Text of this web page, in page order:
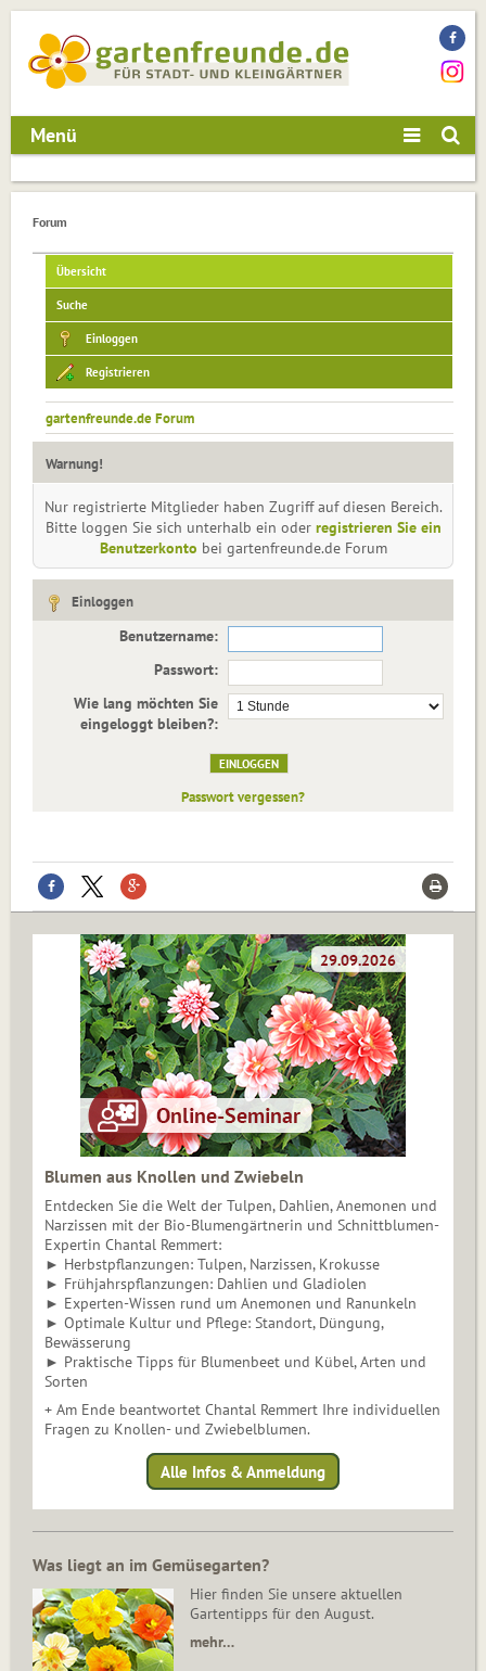
Menü
Forum
Übersicht
Suche
Einloggen
Registrieren
gartenfreunde.de Forum
Warnung!
Nur registrierte Mitglieder haben Zugriff auf diesen Bereich.
Bitte loggen Sie sich unterhalb ein oder registrieren Sie ein
Benutzerkonto bei gartenfreunde.de Forum
Einloggen
Benutzername:
Passwort:
Wie lang möchten Sie
eingeloggt bleiben?:
Passwort vergessen?
Blumen aus Knollen und Zwiebeln
Entdecken Sie die Welt der Tulpen, Dahlien, Anemonen und
Narzissen mit der Bio-Blumengärtnerin und Schnittblumen-
Expertin Chantal Remmert:
► Herbstpflanzungen: Tulpen, Narzissen, Krokusse
► Frühjahrspflanzungen: Dahlien und Gladiolen
► Experten-Wissen rund um Anemonen und Ranunkeln
► Optimale Kultur und Pflege: Standort, Düngung,
Bewässerung
► Praktische Tipps für Blumenbeet und Kübel, Arten und
Sorten
+ Am Ende beantwortet Chantal Remmert Ihre individuellen
Fragen zu Knollen- und Zwiebelblumen.
Alle Infos & Anmeldung
Was liegt an im Gemüsegarten?
Hier finden Sie unsere aktuellen
Gartentipps für den August.
mehr…